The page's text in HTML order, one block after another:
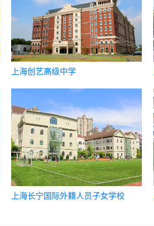
上海创艺高级中学
上海长宁国际外籍人员子女学校